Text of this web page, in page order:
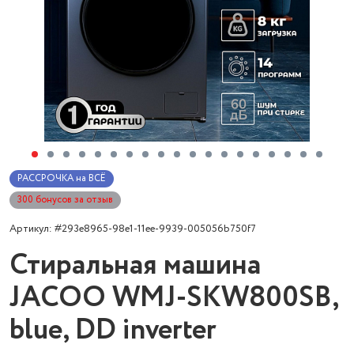
РАССРОЧКА на ВСЁ
300 бонусов за отзыв
Артикул: #293e8965-98e1-11ee-9939-005056b750f7
Стиральная машина
JACOO WMJ-SKW800SB,
blue, DD inverter